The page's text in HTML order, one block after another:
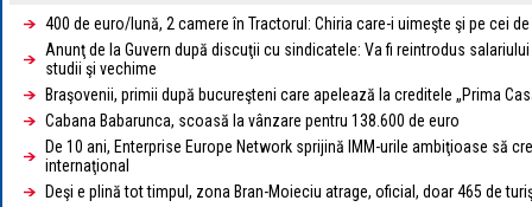
400 de euro/lună, 2 camere în Tractorul: Chiria care-i uimeşte şi pe cei
Anunţ de la Guvern după discuţii cu sindicatele: Va fi reintrodus
studii şi vechime
Braşovenii, primii după bucureşteni care apelează la creditele „Prima
Cabana Babarunca, scoasă la vânzare pentru 138.600 de euro
De 10 ani, Enterprise Europe Network sprijină IMM-urile ambiţioase să
internaţional
Deşi e plină tot timpul, zona Bran-Moieciu atrage, oficial, doar 465 de